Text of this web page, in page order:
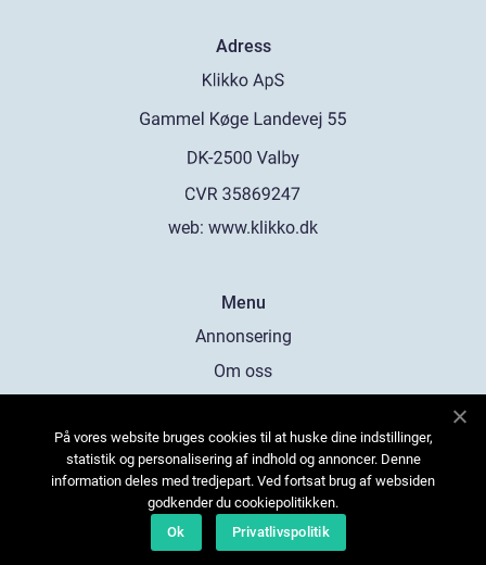
Adress
web: www.klikko.dk
Menu
Annonsering
Om oss
Kontakta oss
Sitemap
På vores website bruges cookies til at huske dine indstillinger,
statistik og personalisering af indhold og annoncer. Denne
information deles med tredjepart. Ved fortsat brug af websiden
godkender du cookiepolitikken.
Ok
Privatlivspolitik